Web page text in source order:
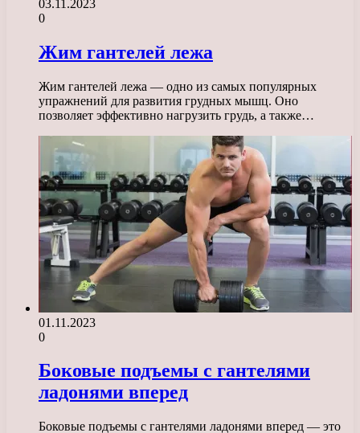
03.11.2023
0
Жим гантелей лежа
Жим гантелей лежа — одно из самых популярных
упражнений для развития грудных мышц. Оно
позволяет эффективно нагрузить грудь, а также…
01.11.2023
0
Боковые подъемы с гантелями
ладонями вперед
Боковые подъемы с гантелями ладонями вперед — это